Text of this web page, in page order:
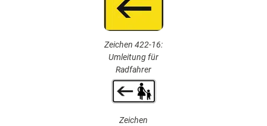
Zeichen 422-16:
Umleitung für
Radfahrer
Zeichen